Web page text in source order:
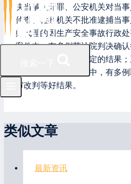
决当事人无罪、公安机关对当
侦查、检察机关不批准逮捕当
师代理的因生产安全事故行政
案件中，有多例获法院判决确
法、撤销行政处罚决定的结果
商事诉讼与仲裁案件中，有多
审改判等好结果。
类似文章
最新资讯